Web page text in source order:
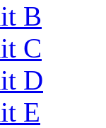
B
C
D
E